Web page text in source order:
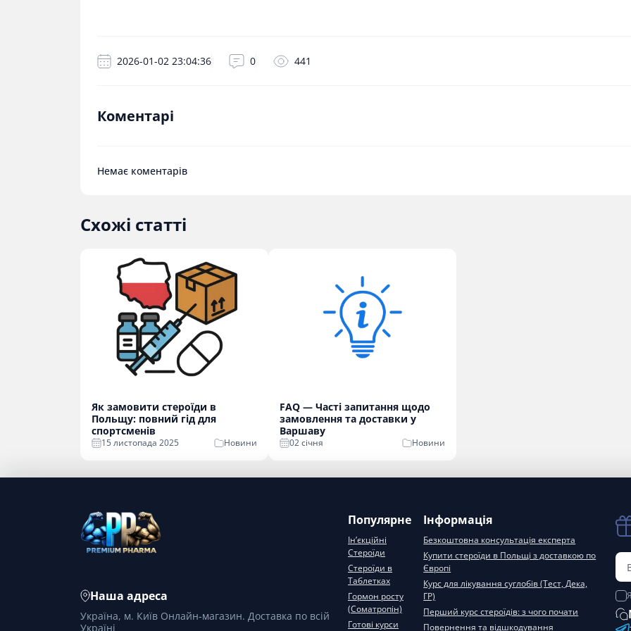
2026-01-02 23:04:36 0 441
Коментарі
Немає коментарів
Схожі статті
Як замовити стероїди в
Польщу: повний гід для
спортсменів
15 листопада 2025 Новини
FAQ — Часті запитання щодо
замовлення та доставки у
Варшаву
02 cічня Новини
Наша адреса
Україна, м. Київ Онлайн-магазин. Доставка по всій
Україні
Популярне
Ін’єкційні
Стероїди
Стероїди в
Таблетках
Гормон росту
(Соматропін)
Готові курси
Інформація
Безкоштовна консультація експерта
Купити стероїди в Польщі з доставкою по
Європі
Курс для лікування суглобів (Тест, Дека,
ГР)
Перший курс стероїдів: з чого почати
Повернення та відшкодування